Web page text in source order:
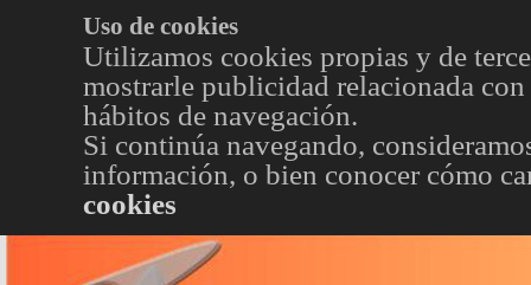
Uso de cookies
Utilizamos cookies propias y de
mostrarle publicidad relacionada
hábitos de navegación.
Si continúa navegando,
información, o bien conocer cómo
cookies